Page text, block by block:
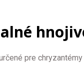
pre